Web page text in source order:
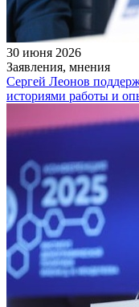
30 июня 2026
Заявления, мнения
Сергей Леонов
историями работы и